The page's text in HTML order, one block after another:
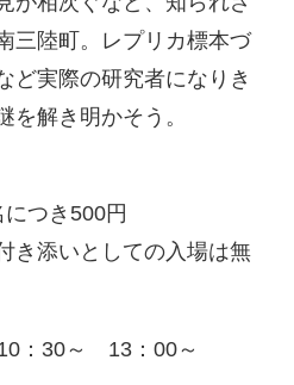
三陸町。レプリカ標本づ
ど実際の研究者になりき
を解き明かそう。
つき500円
き添いとしての入場は無
10：30～ 13：00～